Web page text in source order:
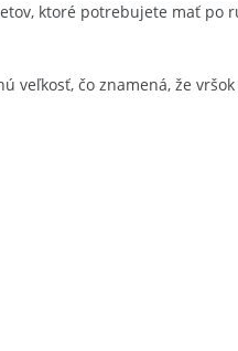
ktoré potrebujete mať po
čo znamená, že